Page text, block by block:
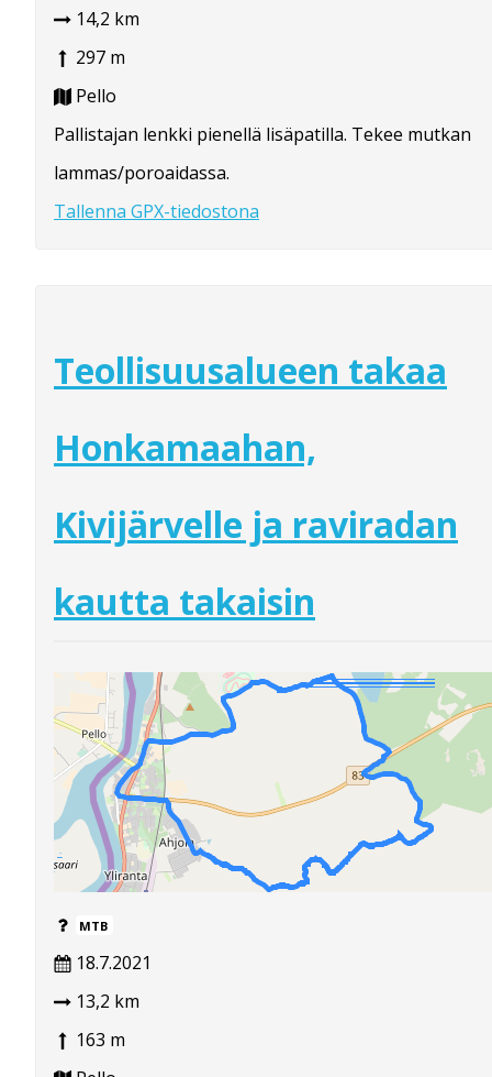
14,2 km
297 m
Pello
Pallistajan lenkki pienellä lisäpatilla. Tekee mutkan
lammas/poroaidassa.
Tallenna GPX-tiedostona
Teollisuusalueen takaa
Honkamaahan,
Kivijärvelle ja raviradan
kautta takaisin
MTB
18.7.2021
13,2 km
163 m